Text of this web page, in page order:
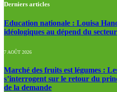
Derniers articles
Education nationale : Louisa
idéologiques au dépend du secteur
7 AOÛT 2026
Marché des fruits est légumes :
s’interrogent sur le retour du
de la demande